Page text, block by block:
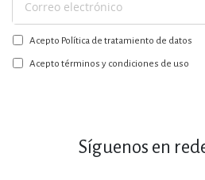
Suscríbase
a
nuestro
boletín:
Acepto Política de tratamiento de datos
Acepto términos y condiciones de uso
Síguenos en